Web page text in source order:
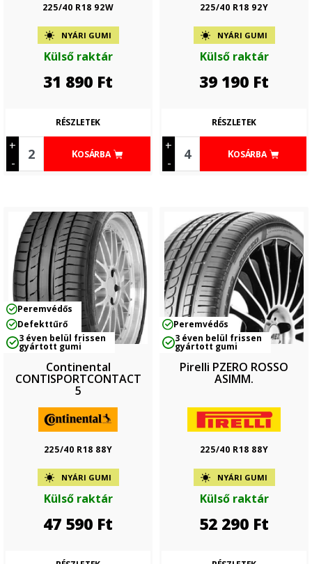
225/40 R18 92W
NYÁRI GUMI
Külső raktár
31 890 Ft
+
-
KOSÁRBA
RÉSZLETEK
225/40 R18 92Y
NYÁRI GUMI
Külső raktár
39 190 Ft
+
-
KOSÁRBA
RÉSZLETEK
Peremvédős
Defekttűrő
3 éven belül frissen
gyártott gumi
Continental
CONTISPORTCONTACT
5
225/40 R18 88Y
NYÁRI GUMI
Külső raktár
47 590 Ft
Peremvédős
3 éven belül frissen
gyártott gumi
Pirelli PZERO ROSSO
ASIMM.
225/40 R18 88Y
NYÁRI GUMI
Külső raktár
52 290 Ft